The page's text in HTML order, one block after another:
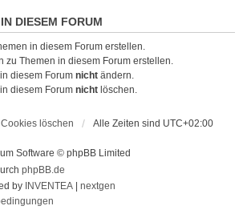
DIESEM FORUM
in diesem Forum erstellen.
zu Themen in diesem Forum erstellen.
diesem Forum nicht ändern.
diesem Forum nicht löschen.
löschen Alle Zeiten sind UTC+02:00
Software © phpBB Limited
phpBB.de
by INVENTEA
nextgen